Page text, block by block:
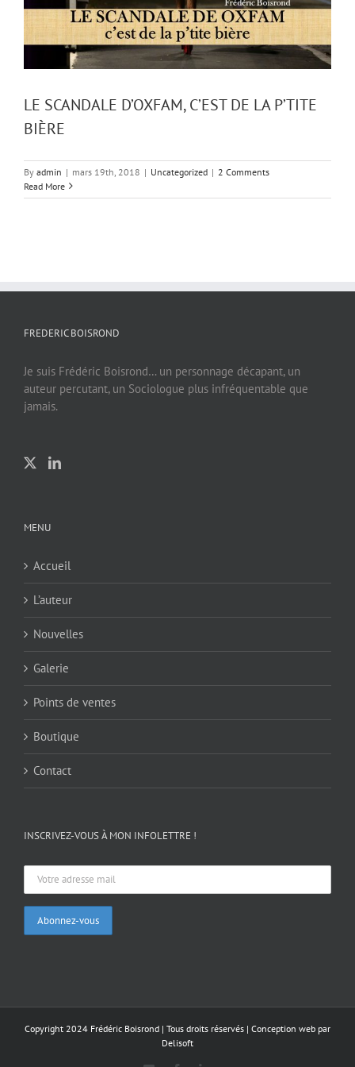
LE SCANDALE D’OXFAM, C’EST DE LA P’TITE
BIÈRE
By admin | mars 19th, 2018 | Uncategorized | 2 Comments
Read More
FREDERIC BOISROND
Je suis Frédéric Boisrond… un personnage décapant, un
auteur percutant, un Sociologue plus infréquentable que
jamais.
MENU
Accueil
L’auteur
Nouvelles
Galerie
Points de ventes
Boutique
Contact
INSCRIVEZ-VOUS À MON INFOLETTRE !
Copyright 2024 Frédéric Boisrond | Tous droits réservés | Conception web par
Delisoft